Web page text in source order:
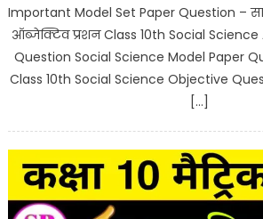
Important Model Set Paper Question –
ऑब्जेक्टिव प्रशन Class 10th Social
Question Social Science Model Paper
Class 10th Social Science Objective
[…]